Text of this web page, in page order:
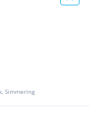
Simmering